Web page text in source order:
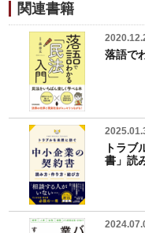
関連書籍
落語で
トラブ
書」読